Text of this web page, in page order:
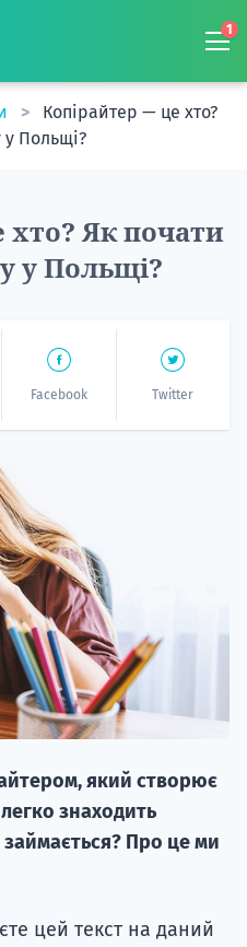
1
Копірайтер — це хто?
у Польщі?
хто? Як почати
у Польщі?
Facebook Twitter
який створює
знаходить
Про це ми
цей текст на даний
вступ на